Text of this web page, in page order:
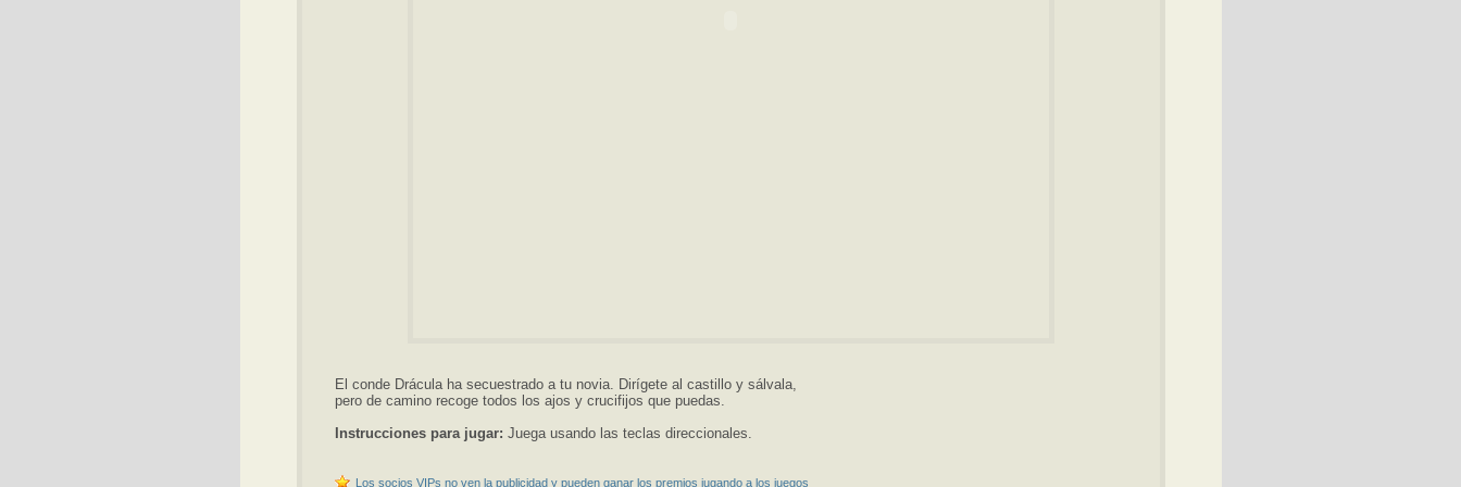
El conde Drácula ha secuestrado a tu novia. Dirígete al castillo y sálvala,
pero de camino recoge todos los ajos y crucifijos que puedas.
Instrucciones para jugar: Juega usando las teclas direccionales.
Los socios VIPs no ven la publicidad y pueden ganar los premios jugando a los juegos